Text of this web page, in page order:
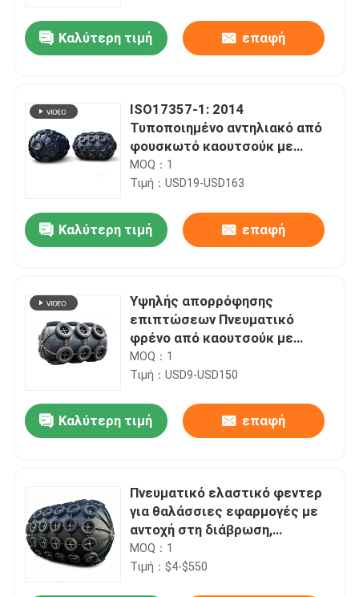
Καλύτερη τιμή επαφή
ISO17357-1: 2014
Τυποποιημένο αντηλιακό από
φουσκωτό καουτσούκ με
πίεση 50kPa και
προσαρμοσμένο μέγεθος για
MOQ：1
Τιμή：USD19-USD163
Καλύτερη τιμή επαφή
Υψηλής απορρόφησης
επιπτώσεων Πνευματικό
φρένο από καουτσούκ με
χαμηλή δύναμη αντίδρασης και
μακρά διάρκεια ζωής για
MOQ：1
Τιμή：USD9-USD150
Καλύτερη τιμή επαφή
Πνευματικό ελαστικό φεντερ
για θαλάσσιες εφαρμογές με
αντοχή στη διάβρωση,
απορρόφηση σοκ και ελαφρύ
σχέδιο
MOQ：1
Τιμή：$4-$550